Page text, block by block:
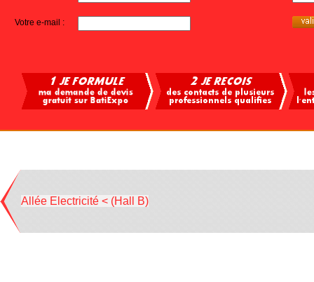
Votre e-mail :
Allée Electricité < (Hall B)